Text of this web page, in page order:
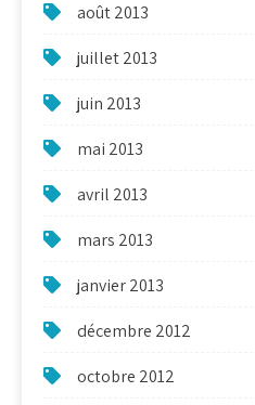
août 2013
juillet 2013
juin 2013
mai 2013
avril 2013
mars 2013
janvier 2013
décembre 2012
octobre 2012